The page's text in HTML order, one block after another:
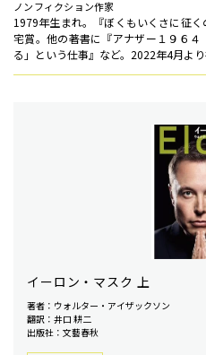
ノンフィクション作家
1979年生まれ。『ぼくもいくさに征
宅賞。他の著書に『アナザー１９６
る」という仕事』など。2022年4月より
イーロン・マスク 上
著者：ウォルター・アイザックソン
翻訳：井口 耕二
出版社：文藝春秋